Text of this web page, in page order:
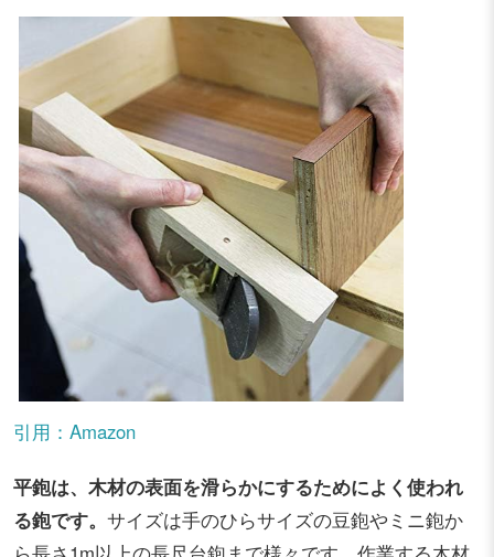
引用：Amazon
平鉋は、木材の表面を滑らかにするためによく使われ
る鉋です。 サイズは手のひらサイズの豆鉋やミニ鉋か